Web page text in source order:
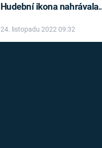
Hudební ikona nahrávala
léky
24. listopadu 2022 09:32